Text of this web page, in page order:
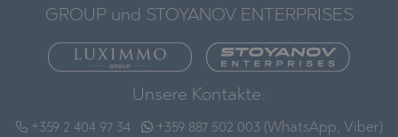
GROUP und STOYANOV ENTERPRISES
Unsere Kontakte:
+359 2 404 97 34
+359 887 502 003 (WhatsApp, Viber)